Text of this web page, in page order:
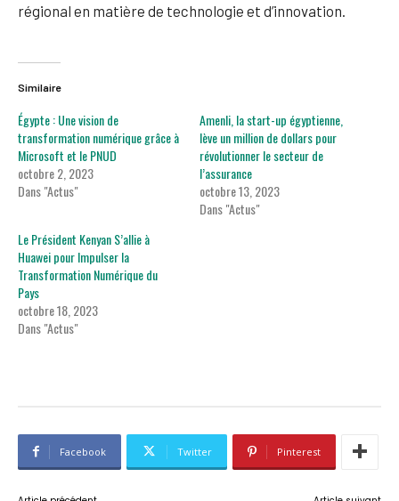
régional en matière de technologie et d’innovation.
Similaire
Égypte : Une vision de
transformation numérique grâce à
Microsoft et le PNUD
octobre 2, 2023
Dans "Actus"
Amenli, la start-up égyptienne,
lève un million de dollars pour
révolutionner le secteur de
l’assurance
octobre 13, 2023
Dans "Actus"
Le Président Kenyan S’allie à
Huawei pour Impulser la
Transformation Numérique du
Pays
octobre 18, 2023
Dans "Actus"
Facebook Twitter Pinterest